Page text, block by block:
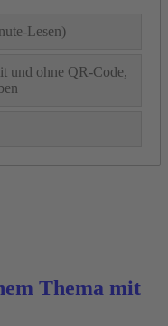
Lesen)
und ohne QR-Code,
Thema mit